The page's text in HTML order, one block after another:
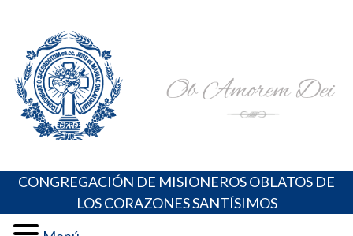
content
Portal de los Padres Oblatos. Advocaciones Marianas,
Oraciones, Música religiosa y más
CONGREGACIÓN DE MISIONEROS OBLATOS DE
LOS CORAZONES SANTÍSIMOS